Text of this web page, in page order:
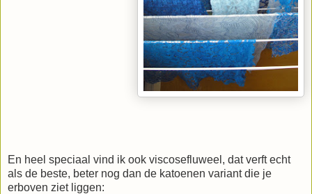
En heel speciaal vind ik ook viscosefluweel, dat verft echt
als de beste, beter nog dan de katoenen variant die je
erboven ziet liggen: